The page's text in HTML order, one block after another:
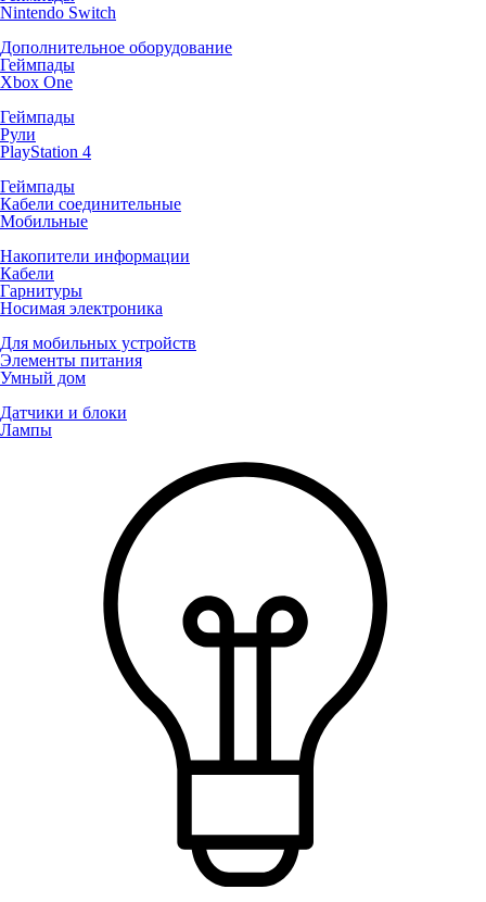
Nintendo Switch
Дополнительное оборудование
Геймпады
Xbox One
Геймпады
Рули
PlayStation 4
Геймпады
Кабели соединительные
Мобильные
Накопители информации
Кабели
Гарнитуры
Носимая электроника
Для мобильных устройств
Элементы питания
Умный дом
Датчики и блоки
Лампы